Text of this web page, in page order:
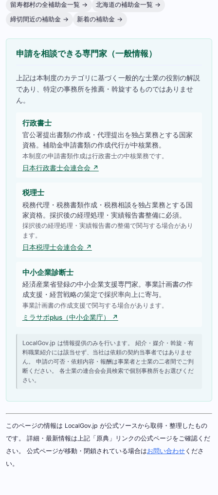
留寿都村の全補助金一覧 →
北海道の補助金一覧 →
締切間近の補助金 →
新着の補助金 →
申請を相談できる専門家（一般情報）
上記は本制度のカテゴリに基づく一般的な士業の役割の解説
であり、特定の事務所を推薦・斡旋するものではありませ
ん。
行政書士
官公署提出書類の作成・代理提出を独占業務とする国家
資格。補助金申請書類の作成代行が中核業務。
本制度の申請書類作成は行政書士の中核業務です。
日本行政書士会連合会 ↗
税理士
税務代理・税務書類作成・税務相談を独占業務とする国
家資格。採択後の経理処理・実績報告書整備に必須。
採択後の経理処理・実績報告書の整備で関与する場合があり
ます。
日本税理士会連合会 ↗
中小企業診断士
経済産業省登録の中小企業支援専門家。事業計画書の作
成支援・経営戦略の策定で採択率向上に寄与。
事業計画書の作成支援で関与する場合があります。
ミラサポplus（中小企業庁） ↗
LocalGov.jp は情報提供のみを行います。 紹介・媒介・斡旋・有
料職業紹介には該当せず、当社は依頼の契約当事者ではありませ
ん。 申請の可否・依頼内容・報酬は事業者と士業の二者間でご判
断ください。 各士業の連合会会員検索で個別事務所をお選びくだ
さい。
このページの情報は LocalGov.jp が公式ソースから取得・整理したもの
です。 詳細・最新情報は上記「原典」リンクの公式ページをご確認くだ
さい。 公式ページが移動・閉鎖されている場合はお問い合わせ くださ
い。